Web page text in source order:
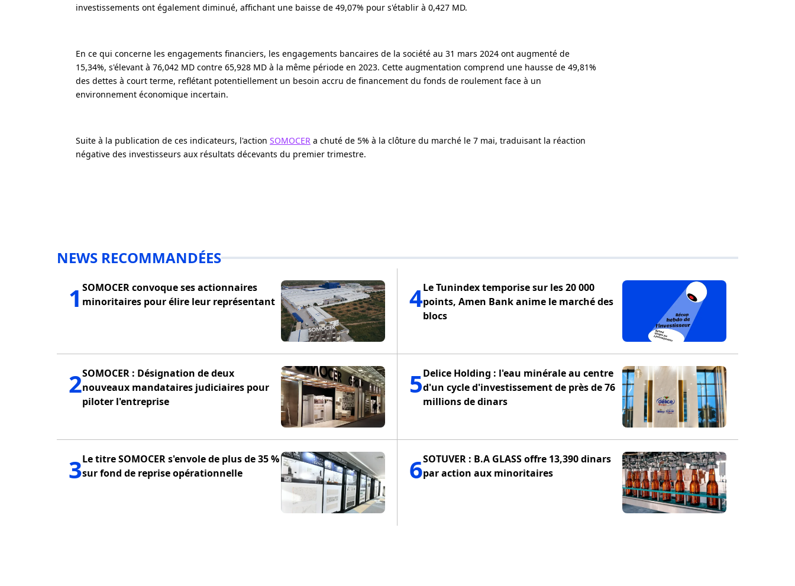
investissements ont également diminué, affichant une baisse de 49,07% pour s'établir à 0,427 MD.
En ce qui concerne les engagements financiers, les engagements bancaires de la société au 31 mars 2024 ont augmenté de
15,34%, s'élevant à 76,042 MD contre 65,928 MD à la même période en 2023. Cette augmentation comprend une hausse de 49,81%
des dettes à court terme, reflétant potentiellement un besoin accru de financement du fonds de roulement face à un
environnement économique incertain.
Suite à la publication de ces indicateurs, l'action SOMOCER a chuté de 5% à la clôture du marché le 7 mai, traduisant la réaction
négative des investisseurs aux résultats décevants du premier trimestre.
NEWS RECOMMANDÉES
1 SOMOCER convoque ses actionnaires
minoritaires pour élire leur représentant
2SOMOCER : Désignation de deux
nouveaux mandataires judiciaires pour
piloter l'entreprise
3Le titre SOMOCER s'envole de plus de 35 %
sur fond de reprise opérationnelle
4Le Tunindex temporise sur les 20 000
points, Amen Bank anime le marché des
blocs
5Delice Holding : l'eau minérale au centre
d'un cycle d'investissement de près de 76
millions de dinars
6SOTUVER : B.A GLASS offre 13,390 dinars
par action aux minoritaires